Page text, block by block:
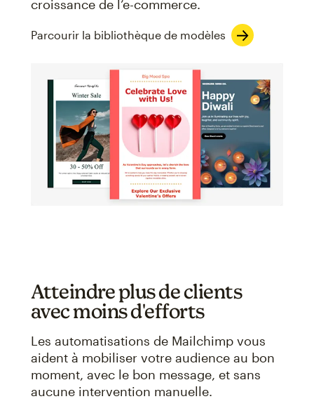
croissance de l’e-commerce.
Parcourir la bibliothèque de modèles
Atteindre plus de clients
avec moins d'efforts
Les automatisations de Mailchimp vous
aident à mobiliser votre audience au bon
moment, avec le bon message, et sans
aucune intervention manuelle.